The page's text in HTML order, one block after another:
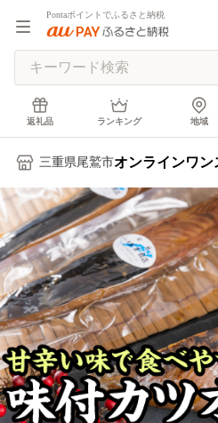
Pontaポイントでふるさと納税
返礼品 ランキング 地域
三重県尾鷲市オンラインワン